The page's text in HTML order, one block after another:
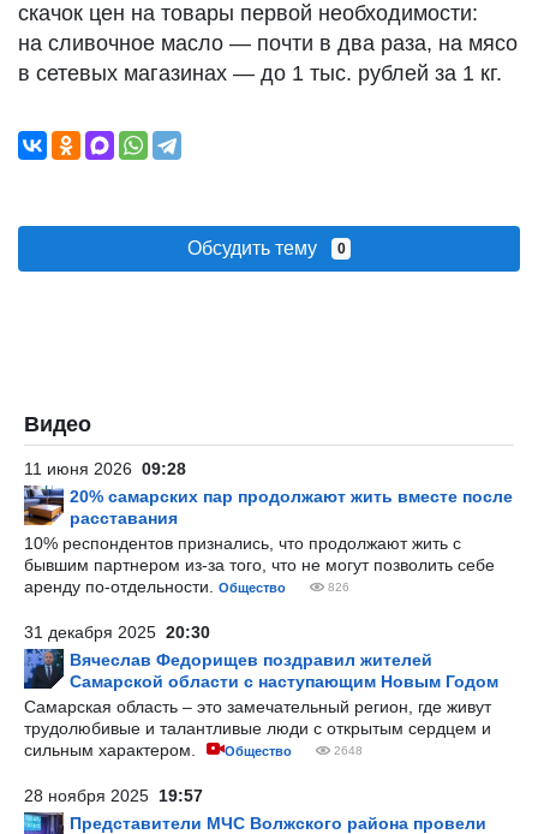
скачок цен на товары первой необходимости:
на сливочное масло — почти в два раза, на мясо
в сетевых магазинах — до 1 тыс. рублей за 1 кг.
Обсудить тему 0
Видео
11 июня 2026 09:28
20% самарских пар продолжают жить вместе после
расставания
10% респондентов признались, что продолжают жить с
бывшим партнером из-за того, что не могут позволить себе
аренду по-отдельности.
Общество 826
31 декабря 2025 20:30
Вячеслав Федорищев поздравил жителей
Самарской области с наступающим Новым Годом
Самарская область – это замечательный регион, где живут
трудолюбивые и талантливые люди с открытым сердцем и
сильным характером.
Общество 2648
28 ноября 2025 19:57
Представители МЧС Волжского района провели